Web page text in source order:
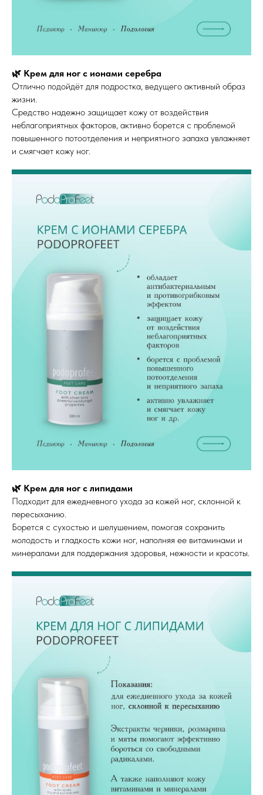
🌿 Крем для ног с ионами серебра
Отлично подойдёт для подростка, ведущего активный образ
жизни.
Средство надежно защищает кожу от воздействия
неблагоприятных факторов, активно борется с проблемой
повышенного потоотделения и неприятного запаха увлажняет
и смягчает кожу ног.
🌿 Крем для ног с липидами
Подходит для ежедневного ухода за кожей ног, склонной к
пересыханию.
Борется с сухостью и шелушением, помогая сохранить
молодость и гладкость кожи ног, наполняя ее витаминами и
минералами для поддержания здоровья, нежности и красоты.